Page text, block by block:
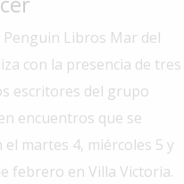
Penguin Libros Mar del
con la presencia de tres
escritores del grupo
encuentros que se
el martes 4, miércoles 5 y
febrero en Villa Victoria.